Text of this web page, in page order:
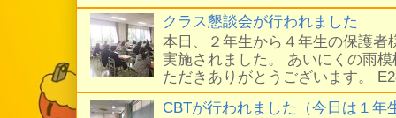
クラス懇談会が行われました
本日、２年生から４年生の保護者
実施されました。 あいにくの雨
ただきありがとうございます。
CBTが行われました（今日は１年